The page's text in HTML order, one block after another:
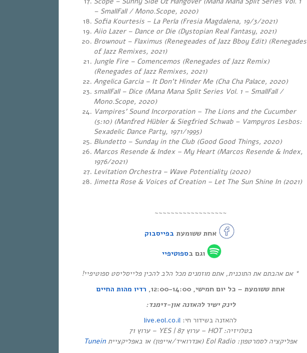
– SmallFall / Mono.Scope, 2020)
Sofia Kourtesis – La Perla (Fresia Magdalena, 19/3/2021)
Aiio Lazer – Dance or Die (Dystopian Real Fantasy, 2021)
Brownout – Flaximus (Renegeades of Jazz Bboy Edit) (Renegades
of Jazz Remixes, 2021)
Jungle Fire – Comencemos (Renegades of Jazz Remix)
(Renegades of Jazz Remixes, 2021)
Angelica Garcia – It Don’t Hinder Me (Cha Cha Palace, 2020)
smallFall – Dice (Mana Mana Split Series Vol. 1 – SmallFall /
Mono.Scope, 2020)
Vampires’ Sound Incorporation – The Lions and the Cucumber
(5:10) (Manfred Hübler & Siegfried Schwab – Vampyros Lesbos:
Sexadelic Dance Party, 1971/1995)
Blundetto – Sunday in the Club (Good Good Things, 2020)
Marcos Resende & Index – My Heart (Marcos Resende & Index,
1976/2021)
Levitation Orchestra – Wave Potentiality (2020)
Jimetta Rose & Voices of Creation – Let The Sun Shine In (2021)
~~~~~~~~~~~~~~~~~~
אחת ששומעת בפייסבוק
וגם בספוטיפיי
* אם אהבתם את התוכנית, אתם מוזמנים מכל הלב להכין פלייסליסט ספוטיפיי!
אחת ששומעת – כל יום חמישי, 12:00-14:00,
רדיו מהות החיים
לינק ישיר להאזנה און-דימנד:
להאזנה בשידור חי: live.eol.co.il
בטלויזיה: HOT – ערוץ 87 | YES – ערוץ 71
אפליקציה לסמרטפון: Eol Radio (אנדרואיד/אייפון) או באפליקציית
Tunein